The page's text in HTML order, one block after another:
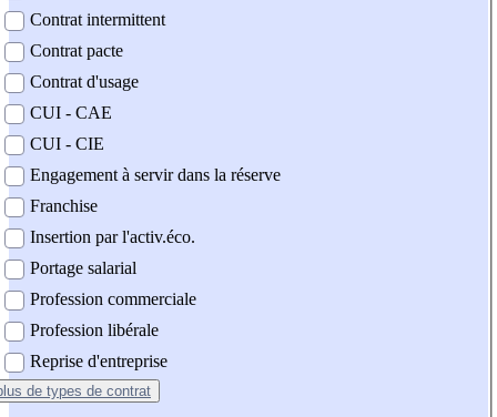
Contrat intermittent
Contrat pacte
Contrat d'usage
CUI - CAE
CUI - CIE
Engagement à servir dans la réserve
Franchise
Insertion par l'activ.éco.
Portage salarial
Profession commerciale
Profession libérale
Reprise d'entreprise
de types de contrat